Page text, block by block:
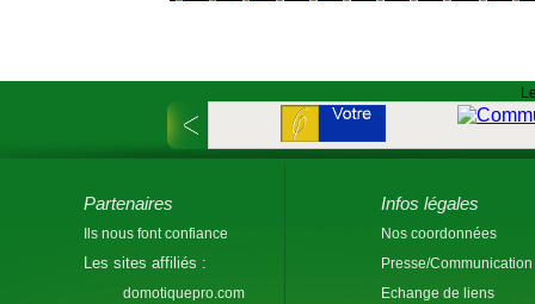
Partenaires
Ils nous font confiance
Les sites affiliés :
domotiquepro.com
Infos légales
Nos coordonnées
Presse/Communication
Echange de liens